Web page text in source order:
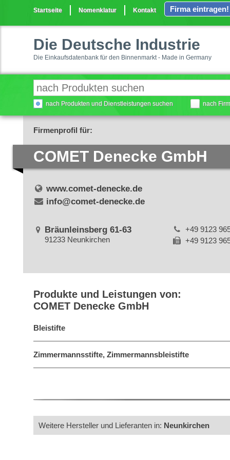
Startseite Nomenklatur Kontakt Firma eintragen!
Die Deutsche Industrie
Die Einkaufsdatenbank für den Binnenmarkt - Made in Germany
nach Produkten und Dienstleistungen suchen nach
Firmenprofil für:
COMET Denecke GmbH
www.comet-denecke.de
info@comet-denecke.de
Bräunleinsberg 61-63
91233 Neunkirchen
+49 9123
+49 9123
Produkte und Leistungen von:
COMET Denecke GmbH
Bleistifte
Zimmermannsstifte, Zimmermannsbleistifte
Weitere Hersteller und Lieferanten in: Neunkirchen